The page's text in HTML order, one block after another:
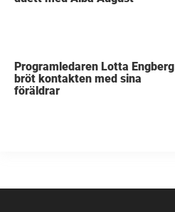
Programledaren Lotta Engberg
bröt kontakten med sina
föräldrar